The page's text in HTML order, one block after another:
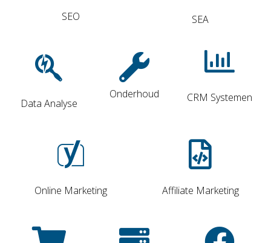
SEO SEA
Data Analyse
Onderhoud CRM Systemen
Online Marketing Affiliate Marketing